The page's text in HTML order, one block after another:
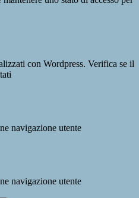
con Wordpress. Verifica se il
navigazione utente
navigazione utente